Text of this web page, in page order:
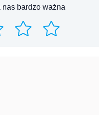
bardzo ważna